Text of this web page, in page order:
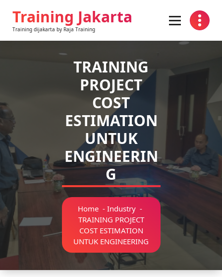
Training Jakarta
Training dijakarta by Raja Training
TRAINING
PROJECT
COST
ESTIMATION
UNTUK
ENGINEERIN
G
Home - Industry -
TRAINING PROJECT
COST ESTIMATION
UNTUK ENGINEERING